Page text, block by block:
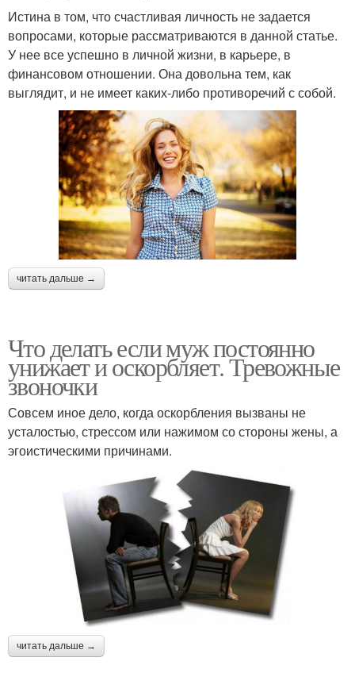
Истина в том, что счастливая личность не задается
вопросами, которые рассматриваются в данной статье.
У нее все успешно в личной жизни, в карьере, в
финансовом отношении. Она довольна тем, как
выглядит, и не имеет каких-либо противоречий с собой.
читать дальше →
Что делать если муж постоянно
унижает и оскорбляет. Тревожные
звоночки
Совсем иное дело, когда оскорбления вызваны не
усталостью, стрессом или нажимом со стороны жены, а
эгоистическими причинами.
читать дальше →